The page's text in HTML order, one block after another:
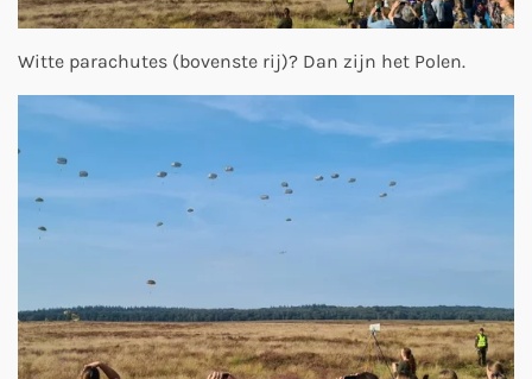
Witte parachutes (bovenste rij)? Dan zijn het Polen.